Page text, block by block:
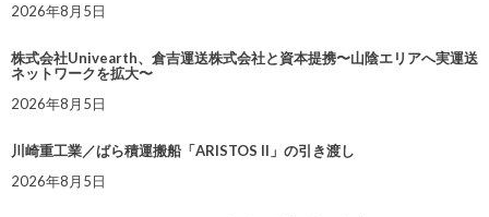
2026年8月5日
株式会社Univearth、倉吉運送株式会社と資本提携〜山陰エリアへ実運送
ネットワークを拡大〜
2026年8月5日
川崎重工業／ばら積運搬船「ARISTOS II」の引き渡し
2026年8月5日